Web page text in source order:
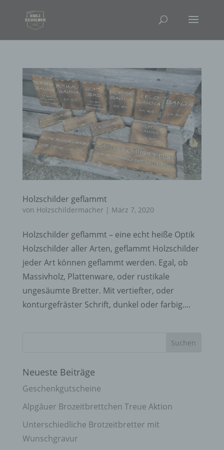
Holzschilder geflammt
von Holzschildermacher | März 7, 2020
Holzschilder geflammt – eine echt heiße Optik
Holzschilder aller Arten, geflammt Holzschilder
jeder Art können geflammt werden. Egal, ob
Massivholz, Plattenware, oder rustikale
ungesäumte Bretter. Mit vertiefter, oder
konturgefräster Schrift, dunkel oder farbig....
Neueste Beiträge
Geschenkgutscheine
Alpgäuer Brozeitbrettchen Treue Aktion
Unterschiedliche Brotzeitbretter mit
Wunschgravur